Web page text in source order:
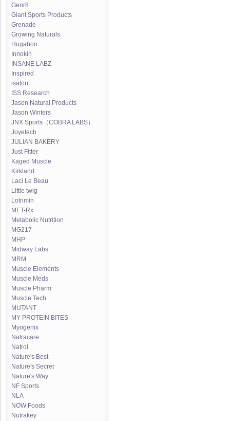
Genr8
Giant Sports Products
Grenade
Growing Naturals
Hugaboo
Innokin
INSANE LABZ
Inspired
isatori
ISS Research
Jason Natural Products
Jason Winters
JNX Sports（COBRA LABS）
Joyetech
JULIAN BAKERY
Just Fitter
Kaged Muscle
Kirkland
Laci Le Beau
Little twig
Lotrimin
MET-Rx
Metabolic Nutrition
MG217
MHP
Midway Labs
MRM
Muscle Elements
Muscle Meds
Muscle Pharm
Muscle Tech
MUTANT
MY PROTEIN BITES
Myogenix
Natracare
Natrol
Nature's Best
Nature's Secret
Nature's Way
NF Sports
NLA
NOW Foods
Nutrakey